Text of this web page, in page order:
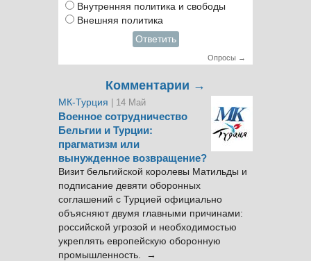
Внутренняя политика и свободы
Внешняя политика
Ответить
Опросы →
Комментарии →
МК-Турция | 14 Май
Военное сотрудничество
Бельгии и Турции:
прагматизм или
вынужденное возвращение?
Визит бельгийской королевы Матильды и
подписание девяти оборонных
соглашений с Турцией официально
объясняют двумя главными причинами:
российской угрозой и необходимостью
укреплять европейскую оборонную
промышленность. →